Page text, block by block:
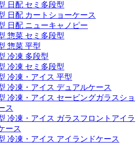
日配 セミ多段型
日配 カートショーケース
日配 ニューキャノピー
惣菜 セミ多段型
惣菜 平型
冷凍 多段型
冷凍 セミ多段型
冷凍・アイス 平型
冷凍・アイス デュアルケース
冷凍・アイス セービングガラスショ
ス
冷凍・アイス ガラスフロントアイラ
ース
冷凍・アイス アイランドケース